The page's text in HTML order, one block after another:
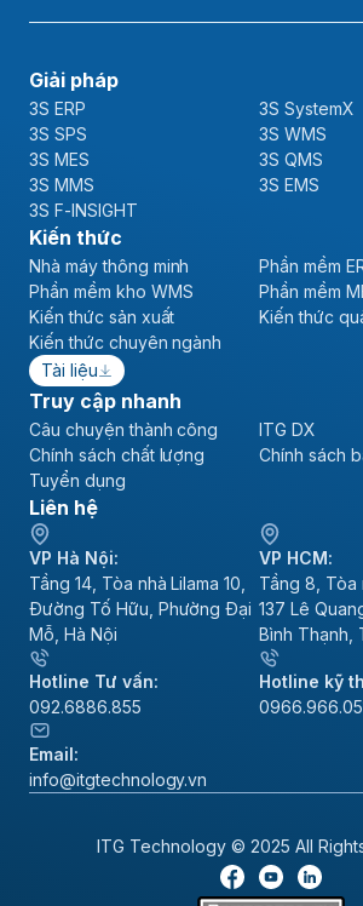
Giải pháp
3S ERP
3S SystemX
3S SPS
3S WMS
3S MES
3S QMS
3S MMS
3S EMS
3S F-INSIGHT
Kiến thức
Nhà máy thông minh
Phần mềm
Phần mềm kho WMS
Phần mềm
Kiến thức sản xuất
Kiến thức
Kiến thức chuyên ngành
Tài liệu
Truy cập nhanh
Câu chuyện thành công
ITG DX
Chính sách chất lượng
Chính sách
Tuyển dụng
Liên hệ
VP Hà Nội:
Tầng 14, Tòa nhà Lilama 10,
Đường Tố Hữu, Phường Đại
Mỗ, Hà Nội
VP HCM:
Tầng 8, Tòa
137 Lê
Bình Thạnh,
Hotline Tư vấn:
092.6886.855
Hotline kỹ
Email:
info@itgtechnology.vn
ITG Technology © 2025 All